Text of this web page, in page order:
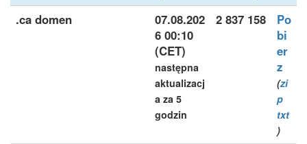
.ca domen
07.08.202
6 00:10
(CET)
następna
aktualizacj
a za 5
godzin
2 837 158
Po
bi
er
z
(zi
p
txt
)